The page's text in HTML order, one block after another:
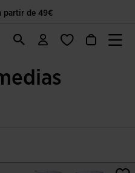
partir de 49€